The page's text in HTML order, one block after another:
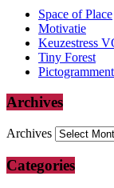
Space of Place
Motivatie
Keuzestress
Tiny Forest
Archives
Archives
Categories